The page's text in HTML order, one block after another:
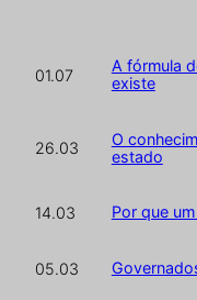
01.07
A fórmula
existe
26.03
O
estado
14.03 Por que
05.03